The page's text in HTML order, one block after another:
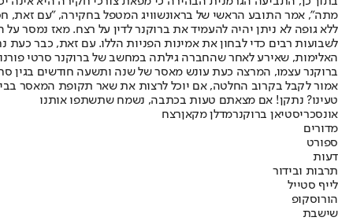
מתה״, אמר התובע הראשי של בראונשוויג המטפל בחקירה, ״עם זאת,
ללא גופה לא ניתן יהיה להעמיד את ברוקנר לדין על רצח. מאז נמסר
האלימות, שאירע לאחר שהחברה גילתה במחשב של ברוקנר סרטי
אמור לקבל בקרוב החלטה, אם יוכל לרצות את שאר תקופת המאסר
טעינו? נתקן! אם מצאתם טעות בכתבה, נשמח שתשתפו אותנו
אונסכריסטיאן ברוקנרמדלן מקאןרצח
מדורים
ספורט
דעות
תרבות ובידור
לייף סטייל
הורוסקופ
שישבת